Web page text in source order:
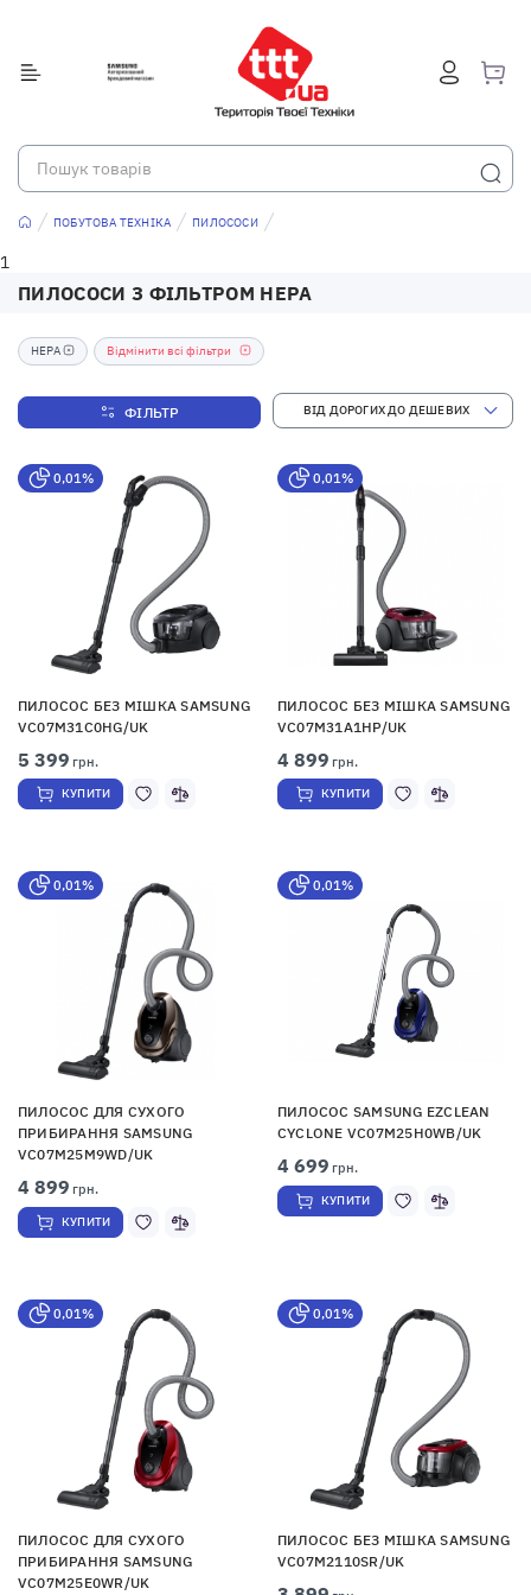
ПОБУТОВА ТЕХНІКА ПИЛОСОСИ
1
ПИЛОСОСИ З ФІЛЬТРОМ НЕРА
0,01%
ПИЛОСОС БЕЗ МІШКА SAMSUNG
VC07M31C0HG/UK
5 399 грн.
КУПИТИ
0,01%
ПИЛОСОС БЕЗ МІШКА SAMSUNG
VC07M31A1HP/UK
4 899 грн.
КУПИТИ
0,01%
ПИЛОСОС ДЛЯ СУХОГО
ПРИБИРАННЯ SAMSUNG
VC07M25M9WD/UK
4 899 грн.
КУПИТИ
0,01%
ПИЛОСОС SAMSUNG EZCLEAN
CYCLONE VC07M25H0WB/UK
4 699 грн.
КУПИТИ
0,01%
ПИЛОСОС ДЛЯ СУХОГО
ПРИБИРАННЯ SAMSUNG
VC07M25E0WR/UK
0,01%
ПИЛОСОС БЕЗ МІШКА SAMSUNG
VC07M2110SR/UK
HEPA Відмінити всі фільтри
ФІЛЬТР